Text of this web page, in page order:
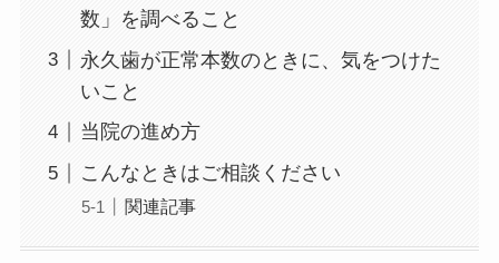
数」を調べること
永久歯が正常本数のときに、気をつけた
いこと
当院の進め方
こんなときはご相談ください
関連記事